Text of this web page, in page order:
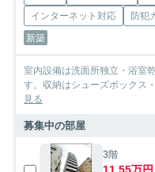
インターネット対応
防犯
新築
室内設備は洗面所独立・浴室
す。収納はシューズボックス
見る
募集中の部屋
3階